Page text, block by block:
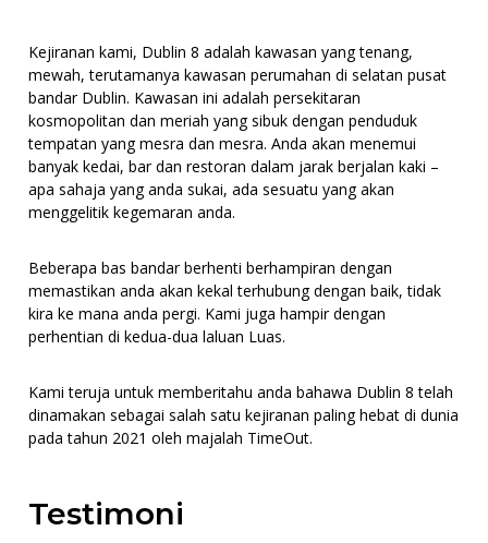
Kejiranan kami, Dublin 8 adalah kawasan yang tenang,
mewah, terutamanya kawasan perumahan di selatan pusat
bandar Dublin. Kawasan ini adalah persekitaran
kosmopolitan dan meriah yang sibuk dengan penduduk
tempatan yang mesra dan mesra. Anda akan menemui
banyak kedai, bar dan restoran dalam jarak berjalan kaki –
apa sahaja yang anda sukai, ada sesuatu yang akan
menggelitik kegemaran anda.
Beberapa bas bandar berhenti berhampiran dengan
memastikan anda akan kekal terhubung dengan baik, tidak
kira ke mana anda pergi. Kami juga hampir dengan
perhentian di kedua-dua laluan Luas.
Kami teruja untuk memberitahu anda bahawa Dublin 8 telah
dinamakan sebagai salah satu kejiranan paling hebat di dunia
pada tahun 2021 oleh majalah TimeOut.
Testimoni